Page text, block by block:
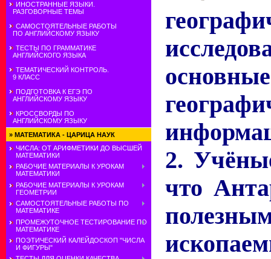
ИНОСТРАННЫЕ ЯЗЫКИ.
РАЗГОВОРНЫЕ ТЕМЫ
САМОСТОЯТЕЛЬНЫЕ РАБОТЫ
ПО АНГЛИЙСКОМУ ЯЗЫКУ
ТЕСТЫ ПО ГРАММАТИКЕ
АНГЛИЙСКОГО ЯЗЫКА
ТЕМАТИЧЕСКИЙ КОНТРОЛЬ.
9 КЛАСС
ПОДГОТОВКА К ЕГЭ ПО
АНГЛИЙСКОМУ ЯЗЫКУ
КРОССВОРДЫ ПО
АНГЛИЙСКОМУ ЯЗЫКУ
» МАТЕМАТИКА - ЦАРИЦА НАУК
ЧИСЛА: ОТ АРИФМЕТИКИ ДО ВЫСШЕЙ
МАТЕМАТИКИ
РАБОЧИЕ МАТЕРИАЛЫ К УРОКАМ
МАТЕМАТИКИ
РАБОЧИЕ МАТЕРИАЛЫ К УРОКАМ
ГЕОМЕТРИИ
САМОСТОЯТЕЛЬНЫЕ РАБОТЫ ПО
МАТЕМАТИКЕ
ПРОМЕЖУТОЧНОЕ ТЕСТИРОВАНИЕ ПО
МАТЕМАТИКЕ
ПОЭТИЧЕСКИЙ КАЛЕЙДОСКОП "ЧИСЛА
И ФИГУРЫ"
2.
что